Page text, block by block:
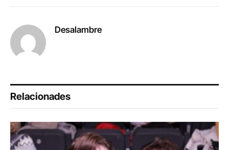
Desalambre
Relacionades